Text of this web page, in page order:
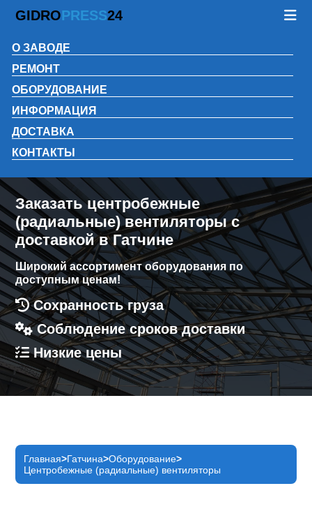
GIDROPRESS24
О ЗАВОДЕ
РЕМОНТ
ОБОРУДОВАНИЕ
ИНФОРМАЦИЯ
ДОСТАВКА
КОНТАКТЫ
Заказать центробежные
(радиальные) вентиляторы с
доставкой в Гатчине
Широкий ассортимент оборудования по
доступным ценам!
Сохранность груза
Соблюдение сроков доставки
Низкие цены
Главная Гатчина Оборудование
Центробежные (радиальные) вентиляторы